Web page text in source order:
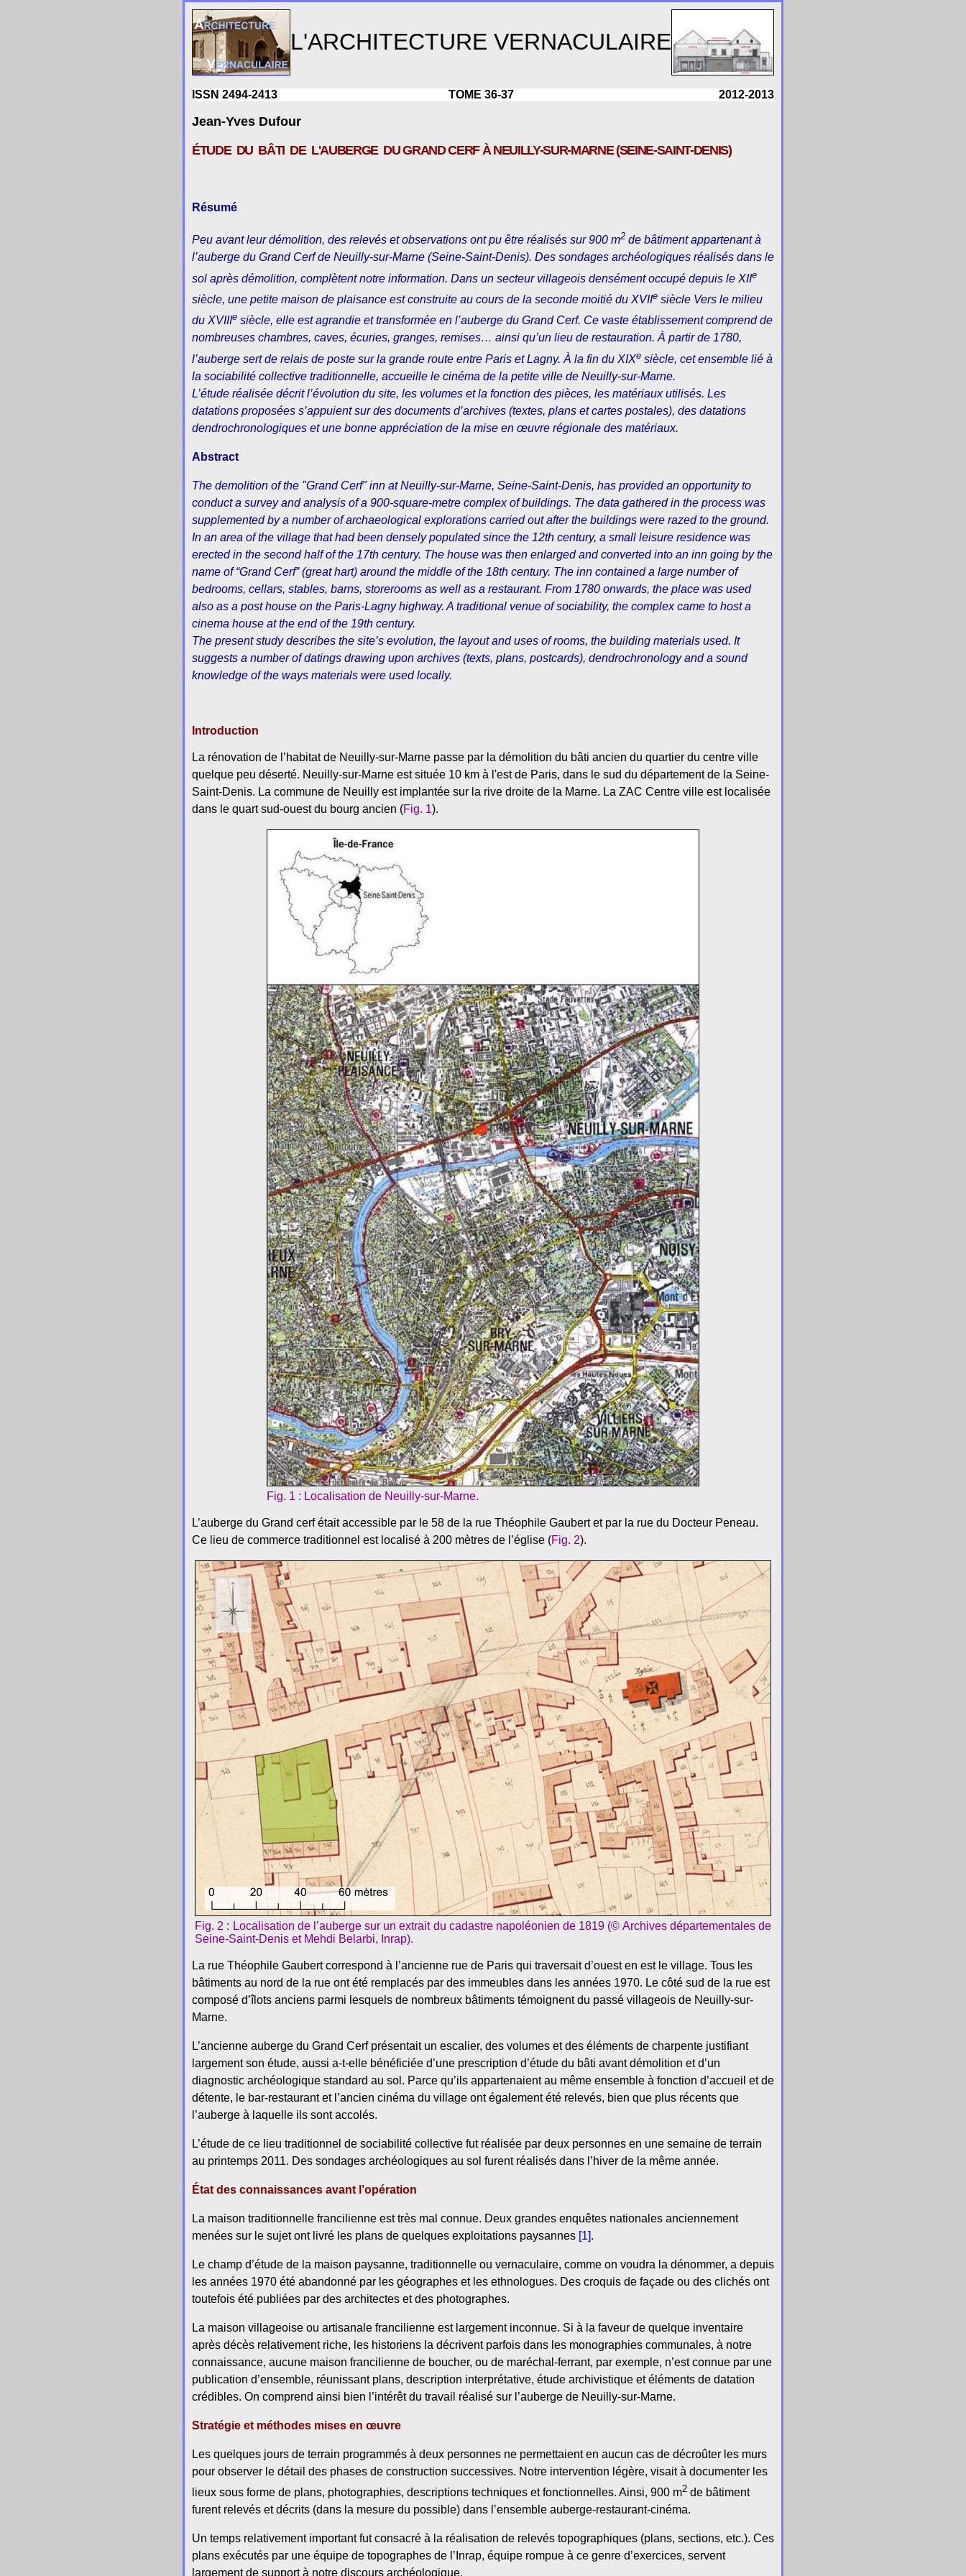
L'ARCHITECTURE VERNACULAIRE
ISSN 2494-2413 TOME 36-37 2012-2013
Jean-Yves Dufour
ÉTUDE DU BÂTI DE L'AUBERGE DU GRAND CERF À NEUILLY-SUR-MARNE (SEINE-SAINT-DENIS)
Résumé
Peu avant leur démolition, des relevés et observations ont pu être réalisés sur 900 m2 de bâtiment appartenant à
l’auberge du Grand Cerf de Neuilly-sur-Marne (Seine-Saint-Denis). Des sondages archéologiques réalisés dans le
sol après démolition, complètent notre information. Dans un secteur villageois densément occupé depuis le XIIe
siècle, une petite maison de plaisance est construite au cours de la seconde moitié du XVIIe siècle Vers le milieu
du XVIIIe siècle, elle est agrandie et transformée en l’auberge du Grand Cerf. Ce vaste établissement comprend de
nombreuses chambres, caves, écuries, granges, remises… ainsi qu’un lieu de restauration. À partir de 1780,
l’auberge sert de relais de poste sur la grande route entre Paris et Lagny. À la fin du XIXe siècle, cet ensemble lié à
la sociabilité collective traditionnelle, accueille le cinéma de la petite ville de Neuilly-sur-Marne.
L’étude réalisée décrit l’évolution du site, les volumes et la fonction des pièces, les matériaux utilisés. Les
datations proposées s’appuient sur des documents d’archives (textes, plans et cartes postales), des datations
dendrochronologiques et une bonne appréciation de la mise en œuvre régionale des matériaux.
Abstract
The demolition of the "Grand Cerf" inn at Neuilly-sur-Marne, Seine-Saint-Denis, has provided an opportunity to
conduct a survey and analysis of a 900-square-metre complex of buildings. The data gathered in the process was
supplemented by a number of archaeological explorations carried out after the buildings were razed to the ground.
In an area of the village that had been densely populated since the 12th century, a small leisure residence was
erected in the second half of the 17th century. The house was then enlarged and converted into an inn going by the
name of “Grand Cerf” (great hart) around the middle of the 18th century. The inn contained a large number of
bedrooms, cellars, stables, barns, storerooms as well as a restaurant. From 1780 onwards, the place was used
also as a post house on the Paris-Lagny highway. A traditional venue of sociability, the complex came to host a
cinema house at the end of the 19th century.
The present study describes the site’s evolution, the layout and uses of rooms, the building materials used. It
suggests a number of datings drawing upon archives (texts, plans, postcards), dendrochronology and a sound
knowledge of the ways materials were used locally.
Introduction
La rénovation de l’habitat de Neuilly-sur-Marne passe par la démolition du bâti ancien du quartier du centre ville
quelque peu déserté. Neuilly-sur-Marne est située 10 km à l'est de Paris, dans le sud du département de la Seine-
Saint-Denis. La commune de Neuilly est implantée sur la rive droite de la Marne. La ZAC Centre ville est localisée
dans le quart sud-ouest du bourg ancien (Fig. 1).
Fig. 1 : Localisation de Neuilly-sur-Marne.
L’auberge du Grand cerf était accessible par le 58 de la rue Théophile Gaubert et par la rue du Docteur Peneau.
Ce lieu de commerce traditionnel est localisé à 200 mètres de l’église (Fig. 2).
Fig. 2 : Localisation de l’auberge sur un extrait du cadastre napoléonien de 1819 (© Archives départementales de
Seine-Saint-Denis et Mehdi Belarbi, Inrap).
La rue Théophile Gaubert correspond à l’ancienne rue de Paris qui traversait d’ouest en est le village. Tous les
bâtiments au nord de la rue ont été remplacés par des immeubles dans les années 1970. Le côté sud de la rue est
composé d’îlots anciens parmi lesquels de nombreux bâtiments témoignent du passé villageois de Neuilly-sur-
Marne.
L’ancienne auberge du Grand Cerf présentait un escalier, des volumes et des éléments de charpente justifiant
largement son étude, aussi a-t-elle bénéficiée d’une prescription d’étude du bâti avant démolition et d’un
diagnostic archéologique standard au sol. Parce qu’ils appartenaient au même ensemble à fonction d’accueil et de
détente, le bar-restaurant et l’ancien cinéma du village ont également été relevés, bien que plus récents que
l’auberge à laquelle ils sont accolés.
L’étude de ce lieu traditionnel de sociabilité collective fut réalisée par deux personnes en une semaine de terrain
au printemps 2011. Des sondages archéologiques au sol furent réalisés dans l’hiver de la même année.
État des connaissances avant l’opération
La maison traditionnelle francilienne est très mal connue. Deux grandes enquêtes nationales anciennement
menées sur le sujet ont livré les plans de quelques exploitations paysannes [1].
Le champ d’étude de la maison paysanne, traditionnelle ou vernaculaire, comme on voudra la dénommer, a depuis
les années 1970 été abandonné par les géographes et les ethnologues. Des croquis de façade ou des clichés ont
toutefois été publiées par des architectes et des photographes.
La maison villageoise ou artisanale francilienne est largement inconnue. Si à la faveur de quelque inventaire
après décès relativement riche, les historiens la décrivent parfois dans les monographies communales, à notre
connaissance, aucune maison francilienne de boucher, ou de maréchal-ferrant, par exemple, n’est connue par une
publication d’ensemble, réunissant plans, description interprétative, étude archivistique et éléments de datation
crédibles. On comprend ainsi bien l’intérêt du travail réalisé sur l’auberge de Neuilly-sur-Marne.
Stratégie et méthodes mises en œuvre
Les quelques jours de terrain programmés à deux personnes ne permettaient en aucun cas de décroûter les murs
pour observer le détail des phases de construction successives. Notre intervention légère, visait à documenter les
lieux sous forme de plans, photographies, descriptions techniques et fonctionnelles. Ainsi, 900 m2 de bâtiment
furent relevés et décrits (dans la mesure du possible) dans l’ensemble auberge-restaurant-cinéma.
Un temps relativement important fut consacré à la réalisation de relevés topographiques (plans, sections, etc.). Ces
plans exécutés par une équipe de topographes de l’Inrap, équipe rompue à ce genre d’exercices, servent
largement de support à notre discours archéologique.